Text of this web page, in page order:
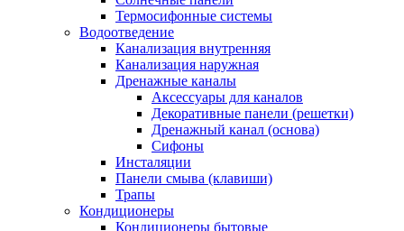
Термосифонные системы
Водоотведение
Канализация внутренняя
Канализация наружная
Дренажные каналы
Аксессуары для каналов
Декоративные панели (решетки)
Дренажный канал (основа)
Сифоны
Инсталяции
Панели смыва (клавиши)
Трапы
Кондиционеры
Кондиционеры бытовые